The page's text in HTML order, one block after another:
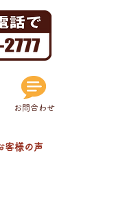
お問合わせ
客様の声